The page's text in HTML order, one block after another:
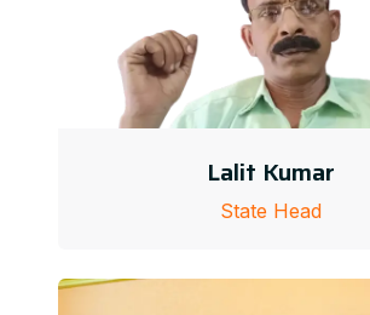
Lalit Kumar
State Head